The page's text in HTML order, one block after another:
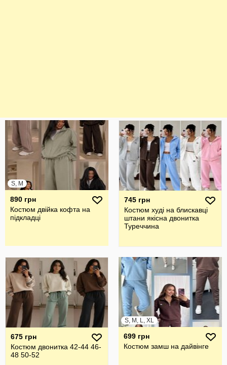
S, M
890 грн
Костюм двійка кофта на
підкладці
745 грн
Костюм худі на блискавці
штани якісна двонитка
Туреччина
675 грн
Костюм двонитка 42-44 46-
48 50-52
S, M, L, XL
699 грн
Костюм замш на дайвінге